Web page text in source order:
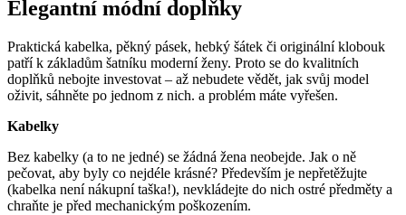
Elegantní módní doplňky
Praktická kabelka, pěkný pásek, hebký šátek či originální klobouk
patří k základům šatníku moderní ženy. Proto se do kvalitních
doplňků nebojte investovat – až nebudete vědět, jak svůj model
oživit, sáhněte po jednom z nich. a problém máte vyřešen.
Kabelky
Bez kabelky (a to ne jedné) se žádná žena neobejde. Jak o ně
pečovat, aby byly co nejdéle krásné? Především je nepřetěžujte
(kabelka není nákupní taška!), nevkládejte do nich ostré předměty a
chraňte je před mechanickým poškozením.